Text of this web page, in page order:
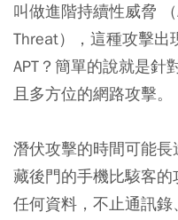
叫做進階持續性威脅
Threat），這種攻擊出
APT？簡單的說就是針
且多方位的網路攻擊。
潛伏攻擊的時間可能
藏後門的手機比駭客
任何資料，不止通訊錄